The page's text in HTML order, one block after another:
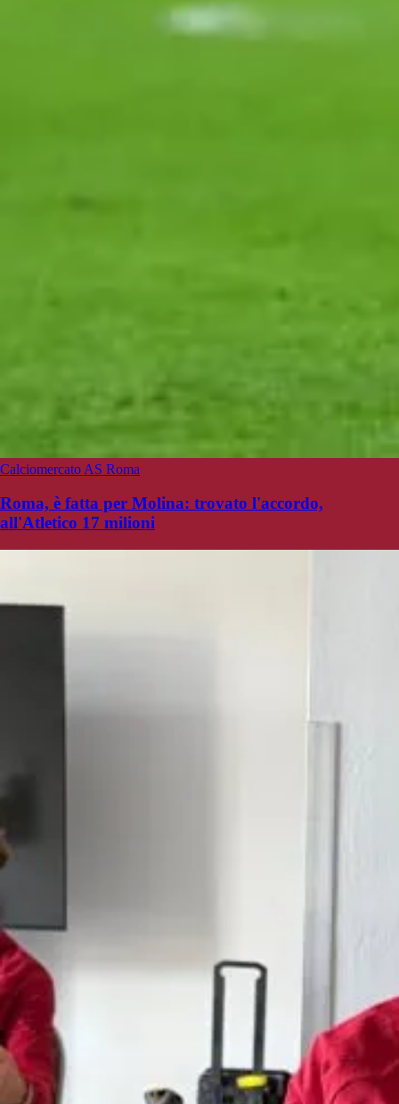
Calciomercato AS Roma
Roma, è fatta per Molina: trovato l'accordo,
all'Atletico 17 milioni